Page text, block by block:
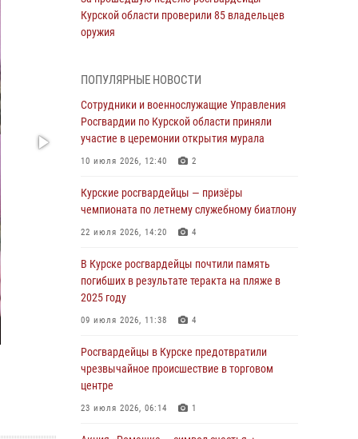
Курской области проверили 85 владельцев
оружия
В Курской области росгвардейцы за
прошедшую неделю совершили 297 выездов
по сигналу «тревога»
03 августа 2026, 09:46
Курской области проверили более 90
владельцев оружия
30 июля 2026, 07:00
Курские росгвардейцы приняли участие в
благодарственном молебне в День Крещения
Руси
28 июля 2026, 13:17 4
Росгвардейцы в Курске почтили память
детей-жертв войны в Донбассе
27 июля 2026, 16:11
ПОПУЛЯРНЫЕ НОВОСТИ
Сотрудники и военнослужащие Управления
Росгвардии по Курской области приняли
участие в церемонии открытия мурала
10 июля 2026, 12:40 2
Курские росгвардейцы — призёры
чемпионата по летнему служебному биатлону
22 июля 2026, 14:20 4
В Курске росгвардейцы почтили память
погибших в результате теракта на пляже в
2025 году
09 июля 2026, 11:38 4
Росгвардейцы в Курске предотвратили
чрезвычайное происшествие в торговом
центре
23 июля 2026, 06:14 1